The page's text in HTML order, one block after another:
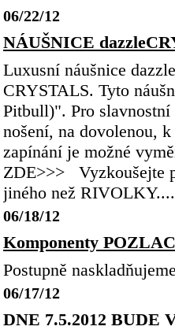
06/22/12
NÁUŠNICE
Luxusní náušnice
CRYSTALS. Tyto
Pitbull)". Pro
nošení, na dovolenou,
zapínání je možné
ZDE>>> Vyzkoušejte
jiného než
06/18/12
Komponenty
Postupně
06/17/12
DNE 7.5.2012 BUDE